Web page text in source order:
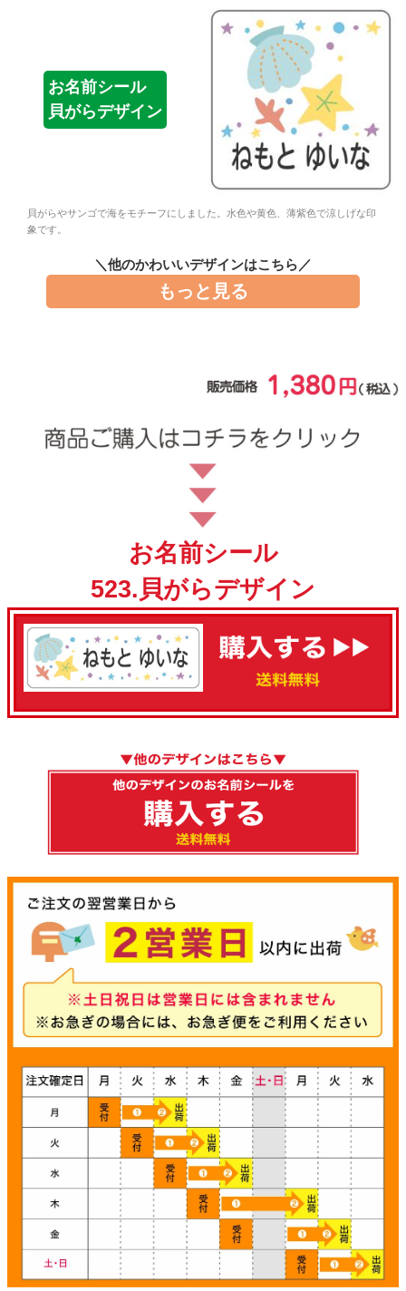
よくある質問
商品ガイド
らせ
会員登録
お名前シール
貝がらデザイン
貝がらやサンゴで海をモチーフにしました。水色や黄色、薄紫色で涼しげな印
象です。
＼他のかわいいデザインはこちら／
もっと見る
お名前シール
523.貝がらデザイン